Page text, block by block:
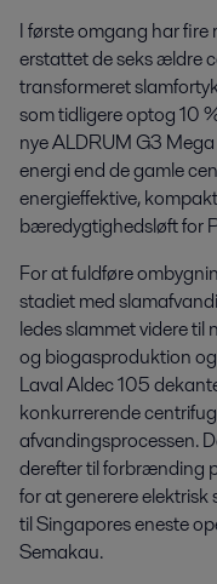
I første omgang har
erstattet de seks ældre
transformeret
som tidligere optog 10
nye ALDRUM G3
energi end de gamle
energieffektive,
bæredygtighedsløft for
For at fuldføre
stadiet med
ledes slammet videre
og biogasproduktion
Laval Aldec 105
konkurrerende
afvandingsprocessen.
derefter til forbrænding
for at generere elektrisk
til Singapores eneste
Semakau.